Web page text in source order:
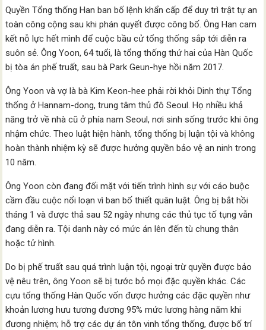
Quyền Tổng thống Han ban bố lệnh khẩn cấp để duy trì trật tự an
toàn công cộng sau khi phán quyết được công bố. Ông Han cam
kết nỗ lực hết mình để cuộc bầu cử tổng thống sắp tới diễn ra
suôn sẻ. Ông Yoon, 64 tuổi, là tổng thống thứ hai của Hàn Quốc
bị tòa án phế truất, sau bà Park Geun-hye hồi năm 2017.
Ông Yoon và vợ là bà Kim Keon-hee phải rời khỏi Dinh thự Tổng
thống ở Hannam-dong, trung tâm thủ đô Seoul. Họ nhiều khả
năng trở về nhà cũ ở phía nam Seoul, nơi sinh sống trước khi ông
nhậm chức. Theo luật hiện hành, tổng thống bị luận tội và không
hoàn thành nhiệm kỳ sẽ được hưởng quyền bảo vệ an ninh trong
10 năm.
Ông Yoon còn đang đối mặt với tiến trình hình sự với cáo buộc
cầm đầu cuộc nổi loạn vì ban bố thiết quân luật. Ông bị bắt hồi
tháng 1 và được thả sau 52 ngày nhưng các thủ tục tố tụng vẫn
đang diễn ra. Tội danh này có mức án lên đến tù chung thân
hoặc tử hình.
Do bị phế truất sau quá trình luận tội, ngoại trừ quyền được bảo
vệ nêu trên, ông Yoon sẽ bị tước bỏ mọi đặc quyền khác. Các
cựu tổng thống Hàn Quốc vốn được hưởng các đặc quyền như
khoản lương hưu tương đương 95% mức lương hàng năm khi
đương nhiệm; hỗ trợ các dự án tôn vinh tổng thống, được bố trí